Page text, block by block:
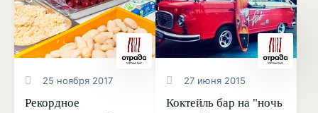
25 ноября 2017
Рекордное
27 июня 2015
Коктейль бар на "ночь